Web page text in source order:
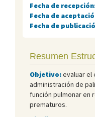
Fecha de
Fecha de
Fecha de
Resumen
Objetivo:evaluar el
administración de
función pulmonar en
prematuros.